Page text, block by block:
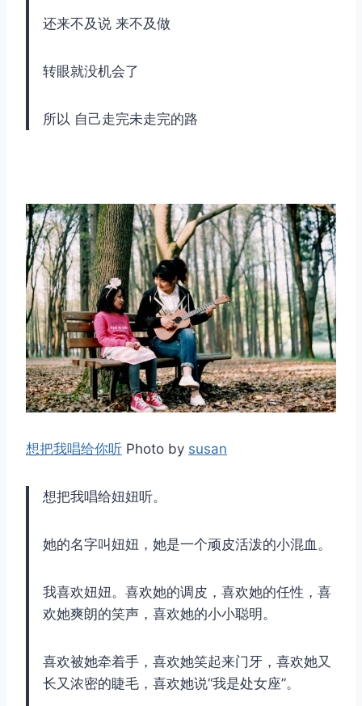
还来不及说 来不及做
转眼就没机会了
所以 自己走完未走完的路
想把我唱给你听 Photo by susan
想把我唱给妞妞听。
她的名字叫妞妞，她是一个顽皮活泼的小混血。
我喜欢妞妞。喜欢她的调皮，喜欢她的任性，喜
欢她爽朗的笑声，喜欢她的小小聪明。
喜欢被她牵着手，喜欢她笑起来门牙，喜欢她又
长又浓密的睫毛，喜欢她说“我是处女座”。